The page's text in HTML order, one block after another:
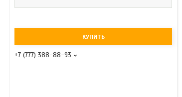
КУПИТЬ
+7 (777) 388-88-93